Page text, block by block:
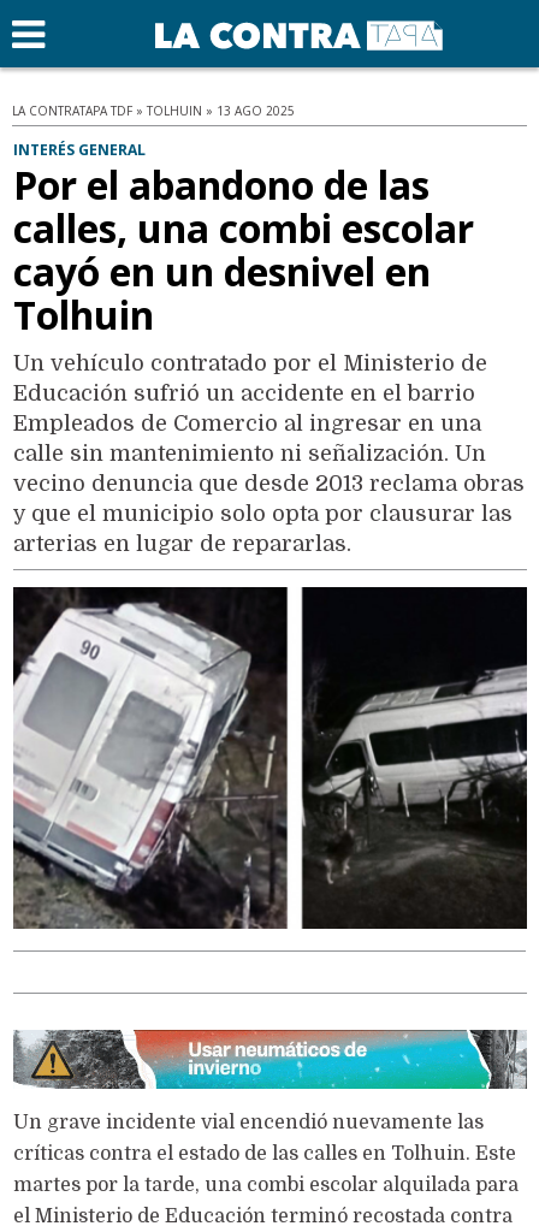
LA CONTRATAPA TDF » TOLHUIN » 13 AGO 2025
INTERÉS GENERAL
Por el abandono de las
calles, una combi escolar
cayó en un desnivel en
Tolhuin
Un vehículo contratado por el Ministerio de
Educación sufrió un accidente en el barrio
Empleados de Comercio al ingresar en una
calle sin mantenimiento ni señalización. Un
vecino denuncia que desde 2013 reclama obras
y que el municipio solo opta por clausurar las
arterias en lugar de repararlas.
Un grave incidente vial encendió nuevamente las
críticas contra el estado de las calles en Tolhuin. Este
martes por la tarde, una combi escolar alquilada para
el Ministerio de Educación terminó recostada contra